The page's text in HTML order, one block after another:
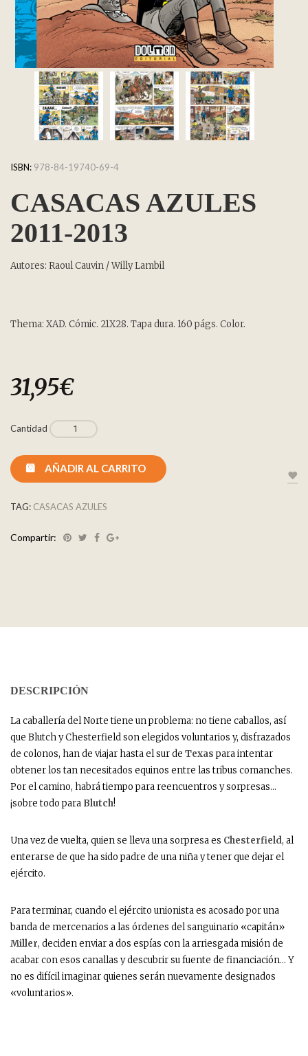
ISBN: 978-84-19740-69-4
CASACAS AZULES
2011-2013
Autores: Raoul Cauvin / Willy Lambil
Thema: XAD. Cómic. 21X28. Tapa dura. 160 págs. Color.
31,95€
Cantidad
AÑADIR AL CARRITO
TAG: CASACAS AZULES
Compartir:
DESCRIPCIÓN
La caballería del Norte tiene un problema: no tiene caballos, así
que Blutch y Chesterfield son elegidos voluntarios y, disfrazados
de colonos, han de viajar hasta el sur de Texaspara intentar
obtener los tan necesitados equinos entre las tribus comanches.
Por el camino, habrá tiempo para reencuentros y sorpresas…
¡sobre todo para Blutch!
Una vez de vuelta, quien se lleva una sorpresa es Chesterfield, al
enterarse de que ha sido padre de una niña y tener que dejar el
ejército.
Para terminar, cuando el ejército unionista es acosado por una
banda de mercenarios a las órdenes del sanguinario «capitán»
Miller, deciden enviar a dos espías con la arriesgada misión de
acabar con esos canallas y descubrir su fuente de financiación… Y
no es difícil imaginar quienes serán nuevamente designados
«voluntarios».